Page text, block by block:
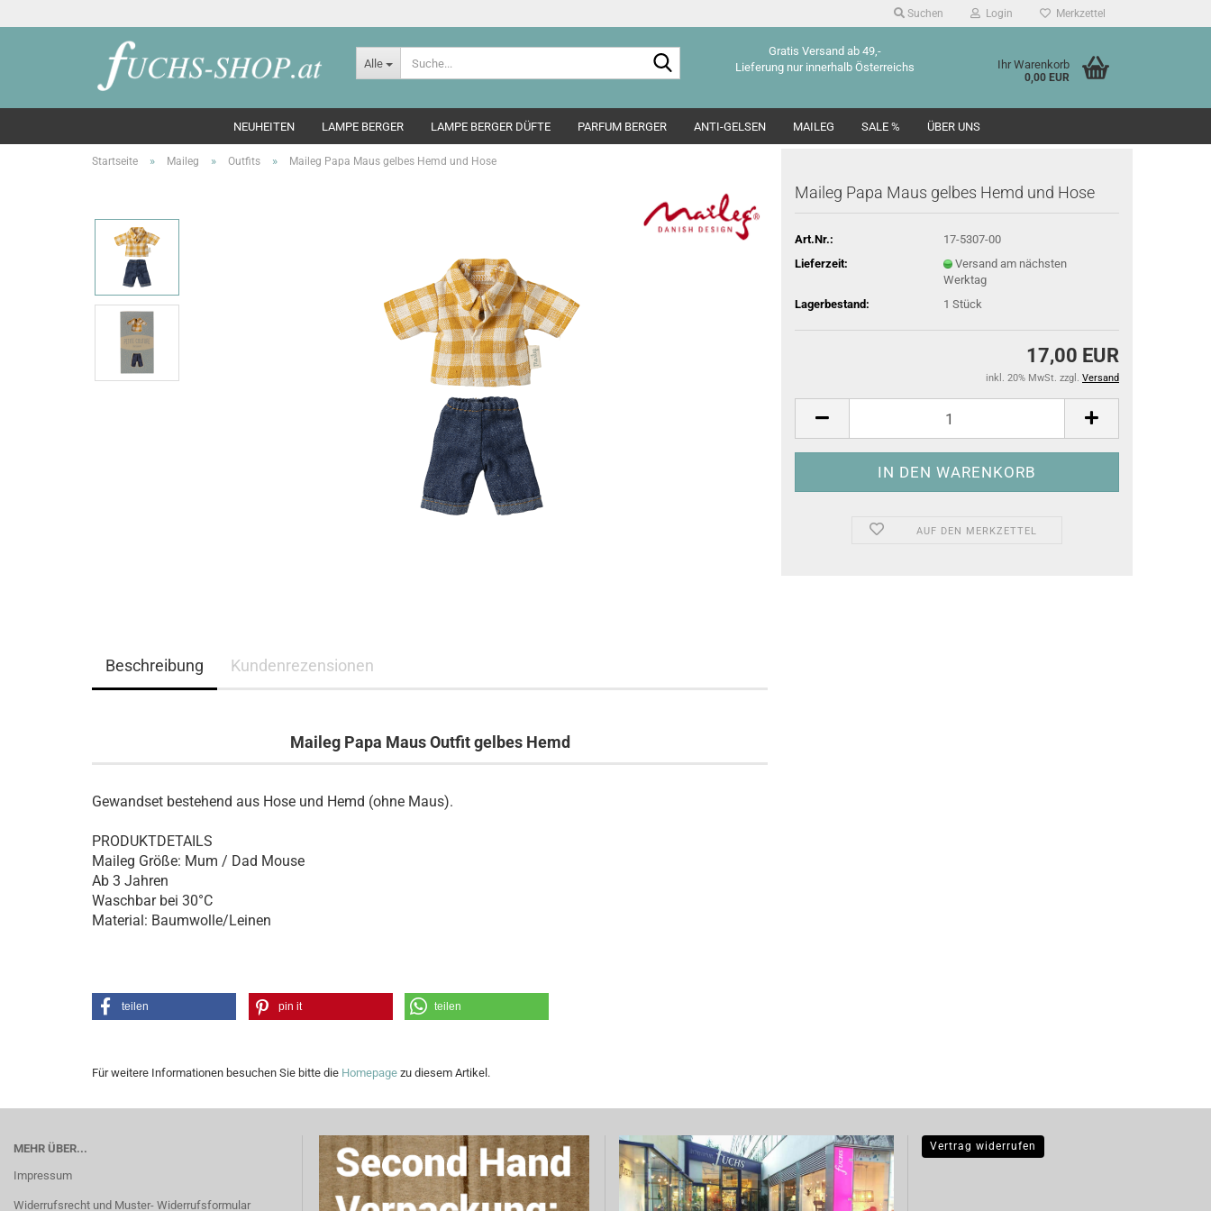
Suchen Login Merkzettel
Alle
Gratis Versand ab 49,-
Lieferung nur innerhalb Österreichs
Ihr Warenkorb
0,00 EUR
NEUHEITEN LAMPE BERGER LAMPE BERGER DÜFTE PARFUM BERGER ANTI-GELSEN MAILEG SALE % ÜBER UNS
Startseite » Maileg » Outfits » Maileg Papa Maus gelbes Hemd und Hose
Maileg Papa Maus gelbes Hemd und Hose
Art.Nr.:
17-5307-00
Lieferzeit:
Versand am nächsten
Werktag
Lagerbestand:
1 Stück
17,00 EUR
inkl. 20% MwSt. zzgl. Versand
AUF DEN MERKZETTEL
Beschreibung Kundenrezensionen
Maileg Papa Maus Outfit gelbes Hemd
Gewandset bestehend aus Hose und Hemd (ohne Maus).
PRODUKTDETAILS
Maileg Größe: Mum / Dad Mouse
Ab 3 Jahren
Waschbar bei 30°C
Material: Baumwolle/Leinen
teilen pin it teilen
Für weitere Informationen besuchen Sie bitte die Homepage zu diesem Artikel.
MEHR ÜBER...
Impressum
Widerrufsrecht und Muster- Widerrufsformular
Vertrag widerrufen